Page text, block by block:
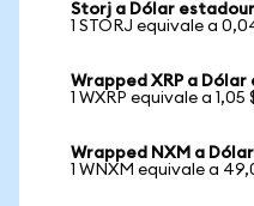
Storj a Dólar
1 STORJ equivale a
Wrapped XRP a
1 WXRP equivale a 1,05
Wrapped NXM a
1 WNXM equivale a